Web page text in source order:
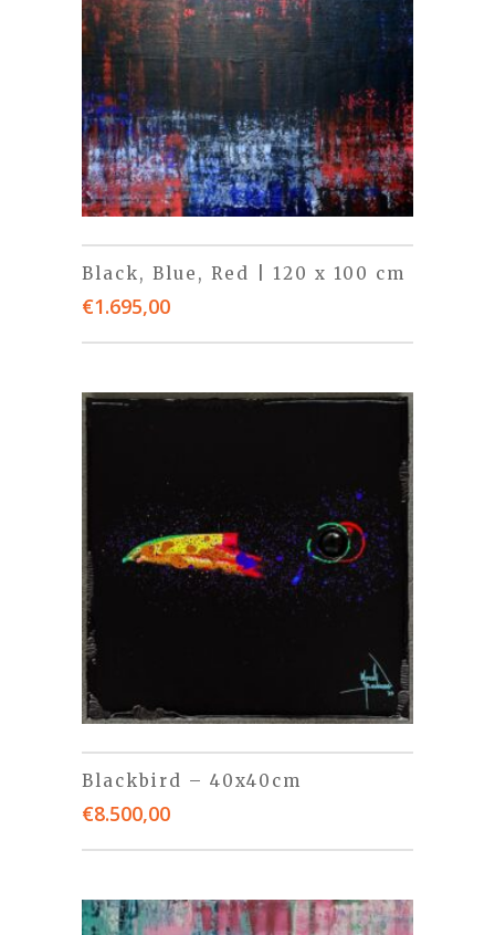
Black, Blue, Red | 120 x 100 cm
€1.695,00
Blackbird – 40x40cm
€8.500,00